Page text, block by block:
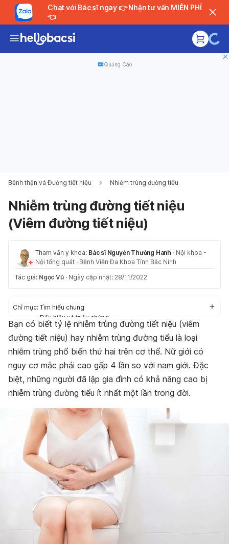
Chat với Bác sĩ ngay 👉 Nhận tư vấn MIỄN PHÍ
👈
Quảng Cáo
Bệnh thận và Đường tiết niệu Nhiễm trùng đường tiểu
Nhiễm trùng đường tiết niệu
(Viêm đường tiết niệu)
Tham vấn y khoa: Bác sĩ Nguyễn Thường Hanh · Nội khoa -
Nội tổng quát · Bệnh Viện Đa Khoa Tỉnh Bắc Ninh
Tác giả: Ngọc Vũ · Ngày cập nhật: 28/11/2022
Chỉ mục: Tìm hiểu chung
Dấu hiệu và triệu chứng
Nguyên nhân
Chẩn đoán
Biến chứng
Phòng ngừa
Bạn có biết tỷ lệ nhiễm trùng đường tiết niệu (viêm
đường tiết niệu) hay nhiễm trùng đường tiểu là loại
nhiễm trùng phổ biến thứ hai trên cơ thể. Nữ giới có
nguy cơ mắc phải cao gấp 4 lần so với nam giới. Đặc
biệt, những người đã lập gia đình có khả năng cao bị
nhiễm trùng đường tiểu ít nhất một lần trong đời.